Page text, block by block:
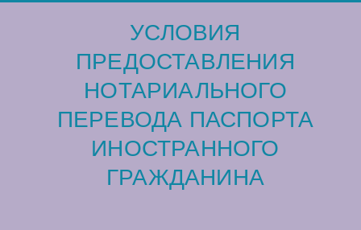
УСЛОВИЯ
ПРЕДОСТАВЛЕНИЯ
НОТАРИАЛЬНОГО
ПЕРЕВОДА ПАСПОРТА
ИНОСТРАННОГО
ГРАЖДАНИНА